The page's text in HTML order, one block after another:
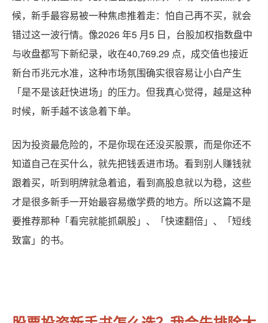
候，新手最容易被一种焦虑推着走：怕自己再不买，就会
错过这一波行情。像2026 年5 月5 日，台股加权指数盘中
与收盘都写下新纪录，收在40,769.29 点，成交值也接近
新台币兆元水准，这种市场氛围确实很容易让小白产生
「是不是该赶快进场」的压力。但我真心觉得，越是这种
时候，新手越不该急着下单。
因为投资最危险的，不是你现在还没买股票，而是你还不
知道自己在买什么，就先把钱丢进市场。看到别人赚钱就
跟着买，听到明牌就急着追，看到高股息就以为稳，这些
才是很多新手一开始最容易缴学费的地方。所以这篇不是
要推荐那种「看完就能抓飙股」、「快速翻倍」、「短线
致富」的书。